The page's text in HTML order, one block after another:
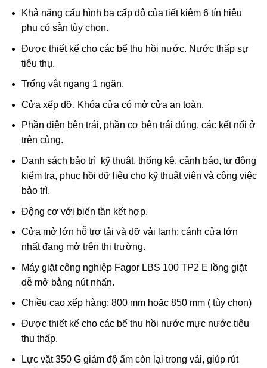
Khả năng cấu hình ba cấp độ của tiết kiệm 6 tín hiệu
phụ có sẵn tùy chọn.
Được thiết kế cho các bể thu hồi nước. Nước thấp sự
tiêu thụ.
Trống vắt ngang 1 ngăn.
Cửa xếp dỡ. Khóa cửa có mở cửa an toàn.
Phần điện bên trái, phần cơ bên trái đúng, các kết nối ở
trên cùng.
Danh sách bảo trì kỹ thuật, thống kê, cảnh báo, tự động
kiểm tra, phục hồi dữ liệu cho kỹ thuật viên và công việc
bảo trì.
Động cơ với biến tần kết hợp.
Cửa mở lớn hỗ trợ tải và dỡ vải lanh; cánh cửa lớn
nhất đang mở trên thị trường.
Máy giặt công nghiệp Fagor LBS 100 TP2 E lồng giặt
dễ mở bằng nút nhấn.
Chiều cao xếp hàng: 800 mm hoặc 850 mm ( tùy chọn)
Được thiết kế cho các bể thu hồi nước mực nước tiêu
thu thấp.
Lực vặt 350 G giảm độ ẩm còn lại trong vải, giúp rút